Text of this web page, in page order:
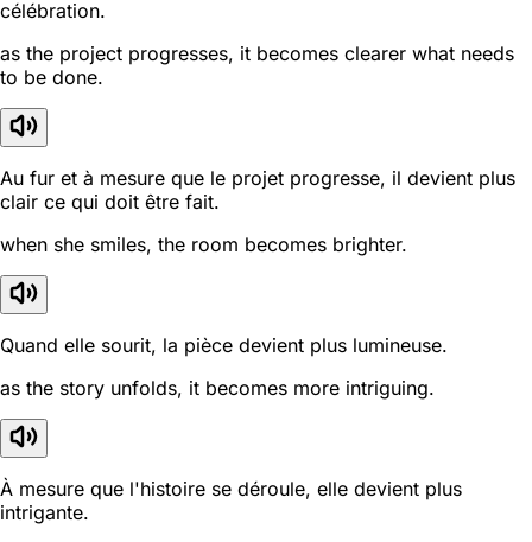
célébration.
as the project progresses, it becomes clearer what needs
to be done.
Au fur et à mesure que le projet progresse, il devient plus
clair ce qui doit être fait.
when she smiles, the room becomes brighter.
Quand elle sourit, la pièce devient plus lumineuse.
as the story unfolds, it becomes more intriguing.
À mesure que l'histoire se déroule, elle devient plus
intrigante.